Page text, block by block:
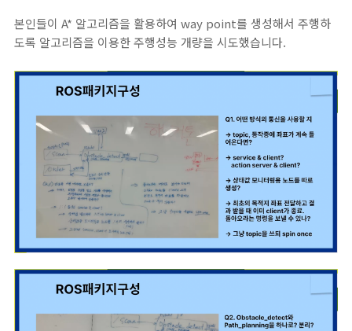
본인들이 A* 알고리즘을 활용하여 way point를 생성해서 주행하
도록 알고리즘을 이용한 주행성능 개량을 시도했습니다.